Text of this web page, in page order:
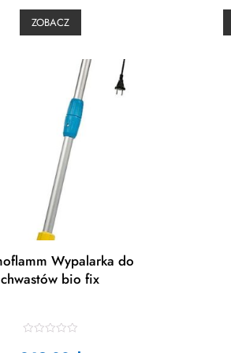
u
ZOBACZ
Wypalarka do
chwastów bio fix